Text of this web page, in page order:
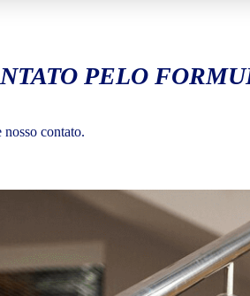
PELO
nosso contato.